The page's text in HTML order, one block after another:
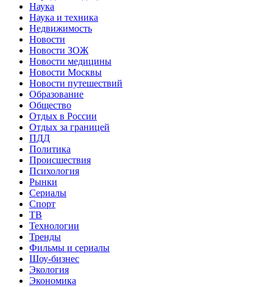
Наука
Наука и техника
Недвижимость
Новости
Новости ЗОЖ
Новости медицины
Новости Москвы
Новости путешествий
Образование
Общество
Отдых в России
Отдых за границей
ПДД
Политика
Происшествия
Психология
Рынки
Сериалы
Спорт
ТВ
Технологии
Тренды
Фильмы и сериалы
Шоу-бизнес
Экология
Экономика